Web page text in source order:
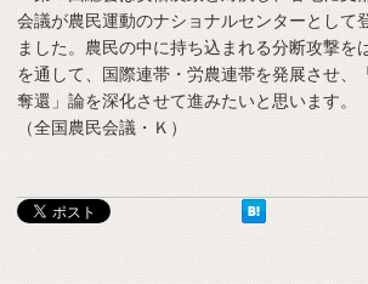
会議が農民運動のナショナルセンターとして
ました。農民の中に持ち込まれる分断攻撃を
を通して、国際連帯・労農連帯を発展させ、
奪還」論を深化させて進みたいと思います。
（全国農民会議・Ｋ）